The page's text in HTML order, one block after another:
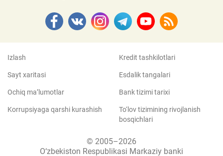
Izlash
Sayt xaritasi
Ochiq ma’lumotlar
Korrupsiyaga qarshi kurashish
Kredit tashkilotlari
Esdalik tangalari
Bank tizimi tarixi
To‘lov tizimining rivojlanish
bosqichlari
© 2005–2026
O‘zbekiston Respublikasi Markaziy banki